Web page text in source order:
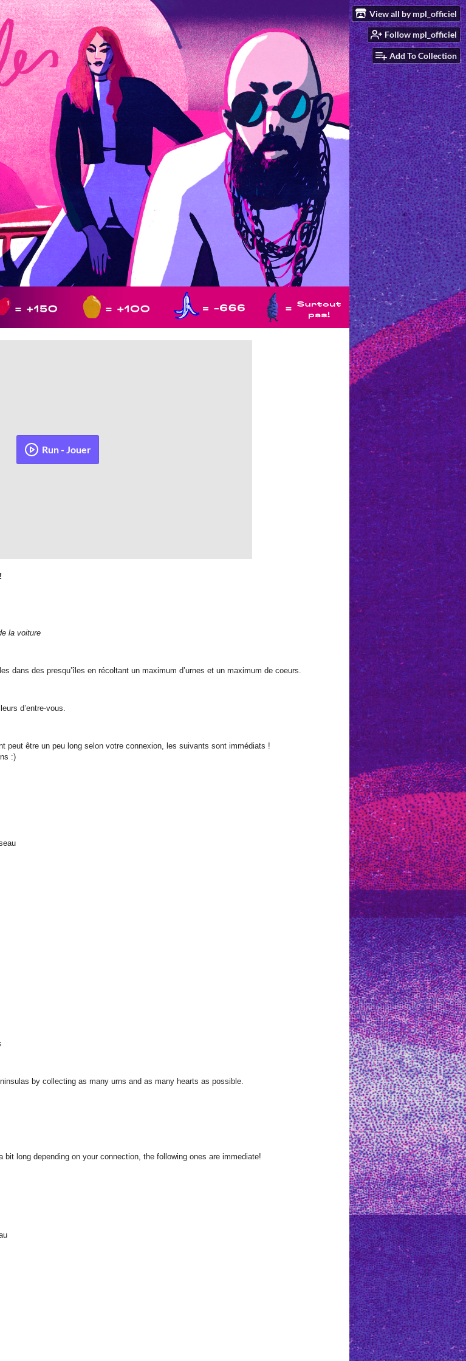
View all by mpl_officiel
Follow mpl_officiel
Add To Collection
Run - Jouer
la voiture
dans des presqu’îles en récoltant un maximum d’urnes et un maximum de coeurs.
d’entre-vous.
peut être un peu long selon votre connexion, les suivants sont immédiats !
:)
by collecting as many urns and as many hearts as possible.
long depending on your connection, the following ones are immediate!